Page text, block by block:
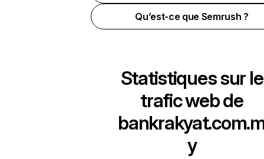
Qu’est-ce que Semrush ?
Statistiques sur le
trafic web de
y